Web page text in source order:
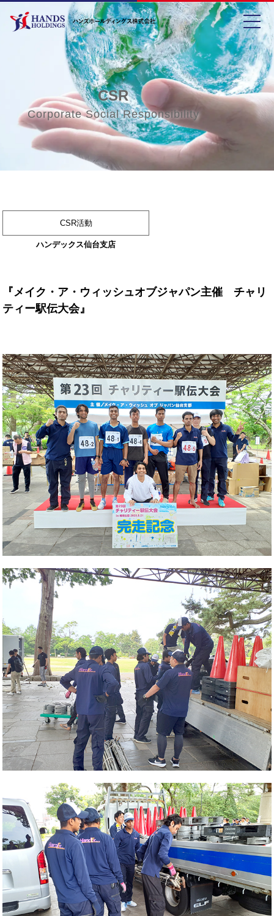
CSR
Corporate Social Responsibility
CSR活動
ハンデックス仙台支店
『メイク・ア・ウィッシュオブジャパン主催 チャリ
ティー駅伝大会』